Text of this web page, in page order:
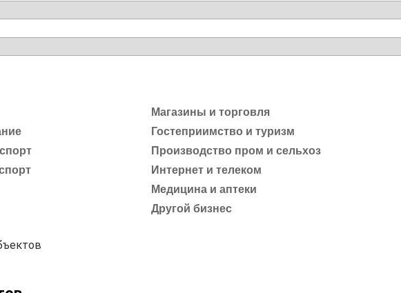
Магазины и торговля
Гостеприимство и туризм
Производство пром и сельхоз
Интернет и телеком
Медицина и аптеки
Другой бизнес